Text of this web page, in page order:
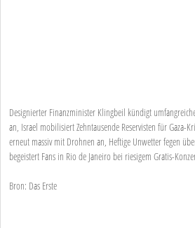
Designierter Finanzminister Klingbeil kündigt
an, Israel mobilisiert Zehntausende Reservisten für Gaza-
erneut massiv mit Drohnen an, Heftige Unwetter fegen
begeistert Fans in Rio de Janeiro bei riesigem Gratis-
Bron: Das Erste